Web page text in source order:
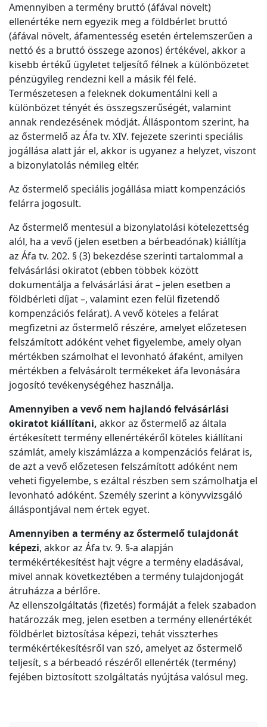
Amennyiben a termény bruttó (áfával növelt)
ellenértéke nem egyezik meg a földbérlet bruttó
(áfával növelt, áfamentesség esetén értelemszerűen a
nettó és a bruttó összege azonos) értékével, akkor a
kisebb értékű ügyletet teljesítő félnek a különbözetet
pénzügyileg rendezni kell a másik fél felé.
Természetesen a feleknek dokumentálni kell a
különbözet tényét és összegszerűségét, valamint
annak rendezésének módját. Álláspontom szerint, ha
az őstermelő az Áfa tv. XIV. fejezete szerinti speciális
jogállása alatt jár el, akkor is ugyanez a helyzet, viszont
a bizonylatolás némileg eltér.
Az őstermelő speciális jogállása miatt kompenzációs
felárra jogosult.
Az őstermelő mentesül a bizonylatolási kötelezettség
alól, ha a vevő (jelen esetben a bérbeadónak) kiállítja
az Áfa tv. 202. § (3) bekezdése szerinti tartalommal a
felvásárlási okiratot (ebben többek között
dokumentálja a felvásárlási árat – jelen esetben a
földbérleti díjat –, valamint ezen felül fizetendő
kompenzációs felárat). A vevő köteles a felárat
megfizetni az őstermelő részére, amelyet előzetesen
felszámított adóként vehet figyelembe, amely olyan
mértékben számolhat el levonható áfaként, amilyen
mértékben a felvásárolt termékeket áfa levonására
jogosító tevékenységéhez használja.
Amennyiben a vevő nem hajlandó felvásárlási
okiratot kiállítani, akkor az őstermelő az általa
értékesített termény ellenértékéről köteles kiállítani
számlát, amely kiszámlázza a kompenzációs felárat is,
de azt a vevő előzetesen felszámított adóként nem
veheti figyelembe, s ezáltal részben sem számolhatja el
levonható adóként. Személy szerint a könyvvizsgáló
álláspontjával nem értek egyet.
Amennyiben a termény az őstermelő tulajdonát
képezi, akkor az Áfa tv. 9. §-a alapján
termékértékesítést hajt végre a termény eladásával,
mivel annak következtében a termény tulajdonjogát
átruházza a bérlőre.
Az ellenszolgáltatás (fizetés) formáját a felek szabadon
határozzák meg, jelen esetben a termény ellenértékét
földbérlet biztosítása képezi, tehát visszterhes
termékértékesítésről van szó, amelyet az őstermelő
teljesít, s a bérbeadó részéről ellenérték (termény)
fejében biztosított szolgáltatás nyújtása valósul meg.